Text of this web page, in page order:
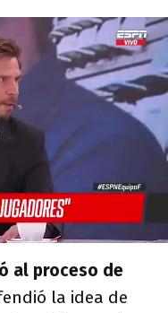
al proceso de
la idea de